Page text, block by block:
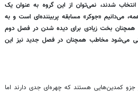
شدند، نمی‌توان از این گروه به عنوان یک
می‌دانیم «جوکر» مسابقه پربیننده‌ای است و به
همچنان بخت زیادی برای دیده شدن در فصل دوم
می‌شود مخاطب همچنان در فصل جدید نیز این
کمدین‌هایی هستند که چهره‌ای جدی دارند اما